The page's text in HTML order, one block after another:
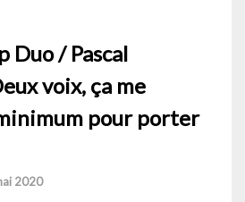
Duo / Pascal
voix, ça me
pour porter
2020